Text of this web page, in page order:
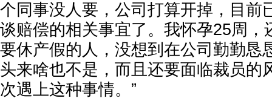
个同事没人要，公司打算开掉，目前
谈赔偿的相关事宜了。我怀孕25周，
要休产假的人，没想到在公司勤勤恳
头来啥也不是，而且还要面临裁员的
次遇上这种事情。”